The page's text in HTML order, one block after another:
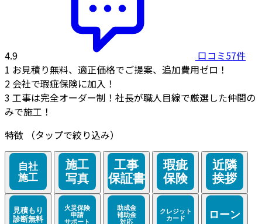
4.9
口コミ57件
1 お見積り無料、適正価格でご提案、追加費用ゼロ！
2 会社で瑕疵保険に加入！
3 工事は完全オーダー制！社長が職人目線で厳選した仲間の
みで施工！
特徴
（タップで絞り込み）